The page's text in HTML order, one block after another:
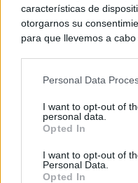
características de
otorgarnos su
para que llevemos a
negar su consentimiento.
de su consentimiento,
rechazar tal
cualquier momento
visitando nuestra política
Personal Data
I want to opt-out of
personal data.
Opted In
I want to opt-out of
Personal Data.
Opted In